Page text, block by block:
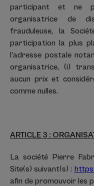
participant et ne
organisatrice de
frauduleuse, la
participation la plus
l’adresse postale
organisatrice, (i)
aucun prix et
comme nulles.
ARTICLE 3 :
La société Pierre
Site(s) suivant(s) :
afin de promouvoir les